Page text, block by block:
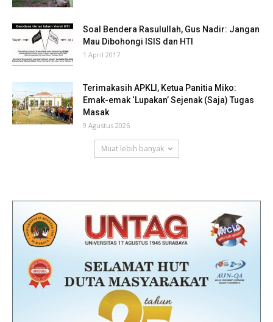
Soal Bendera Rasulullah, Gus Nadir: Jangan
Mau Dibohongi ISIS dan HTI
1 April 2017
Terimakasih APKLI, Ketua Panitia Miko:
Emak-emak ‘Lupakan’ Sejenak (Saja) Tugas
Masak
9 Agustus 2026
Muat lebih banyak